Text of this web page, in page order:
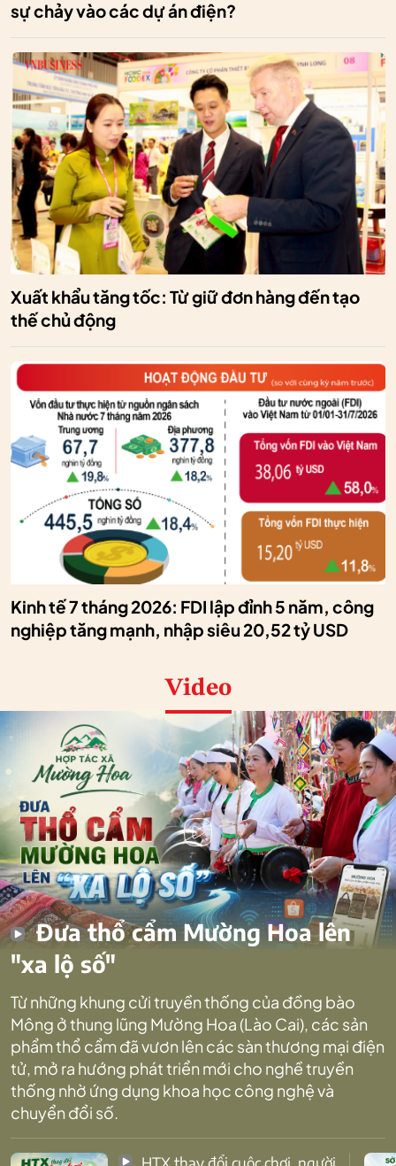
sự chảy vào các dự án điện?
Xuất khẩu tăng tốc: Từ giữ đơn hàng đến tạo
thế chủ động
Kinh tế 7 tháng 2026: FDI lập đỉnh 5 năm, công
nghiệp tăng mạnh, nhập siêu 20,52 tỷ USD
Video
Đưa thổ cẩm Mường Hoa lên
"xa lộ số"
Từ những khung cửi truyền thống của đồng bào
Mông ở thung lũng Mường Hoa (Lào Cai), các sản
phẩm thổ cẩm đã vươn lên các sàn thương mại điện
tử, mở ra hướng phát triển mới cho nghề truyền
thống nhờ ứng dụng khoa học công nghệ và
chuyển đổi số.